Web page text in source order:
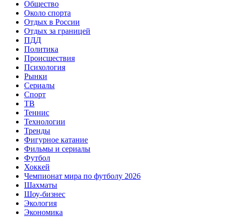
Общество
Около спорта
Отдых в России
Отдых за границей
ПДД
Политика
Происшествия
Психология
Рынки
Сериалы
Спорт
ТВ
Теннис
Технологии
Тренды
Фигурное катание
Фильмы и сериалы
Футбол
Хоккей
Чемпионат мира по футболу 2026
Шахматы
Шоу-бизнес
Экология
Экономика